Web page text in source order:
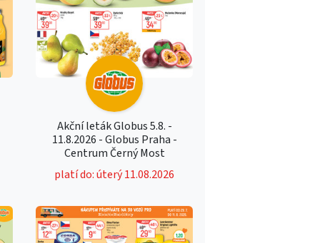
Akční leták Globus 5.8. -
11.8.2026 - Globus Praha -
Centrum Černý Most
platí do: úterý 11.08.2026